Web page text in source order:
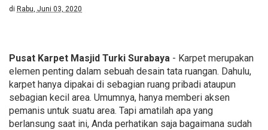
di Rabu, Juni 03, 2020
Pusat Karpet Masjid Turki Surabaya - Karpet merupakan
elemen penting dalam sebuah desain tata ruangan. Dahulu,
karpet hanya dipakai di sebagian ruang pribadi ataupun
sebagian kecil area. Umumnya, hanya memberi aksen
pemanis untuk suatu area. Tapi amatilah apa yang
berlansung saat ini, Anda perhatikan saja bagaimana sudah